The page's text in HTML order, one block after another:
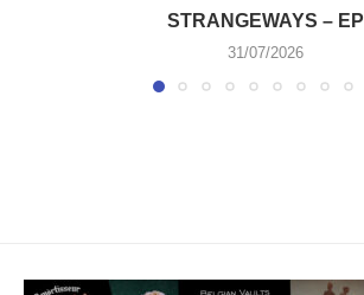
STRANGEWAYS – EP
31/07/2026